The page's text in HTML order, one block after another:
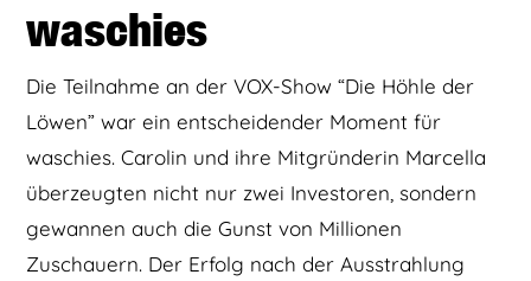
waschies
Die Teilnahme an der VOX-Show “Die Höhle der
Löwen” war ein entscheidender Moment für
waschies. Carolin und ihre Mitgründerin Marcella
überzeugten nicht nur zwei Investoren, sondern
gewannen auch die Gunst von Millionen
Zuschauern. Der Erfolg nach der Ausstrahlung